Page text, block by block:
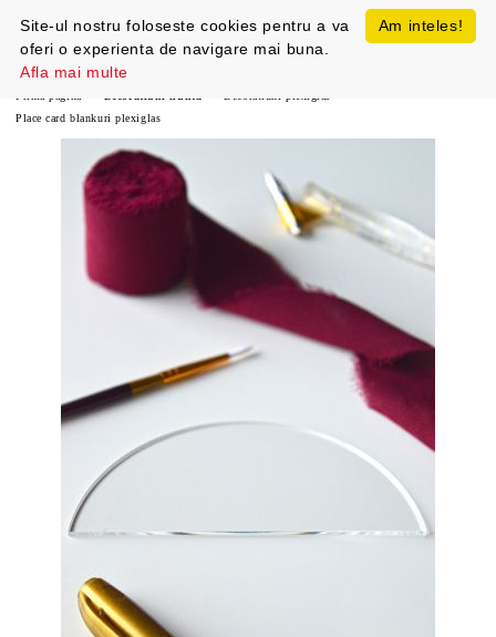
Place card blankuri plexiglas
Am inteles!
Site-ul nostru foloseste cookies pentru a va
oferi o experienta de navigare mai buna.
Afla mai multe